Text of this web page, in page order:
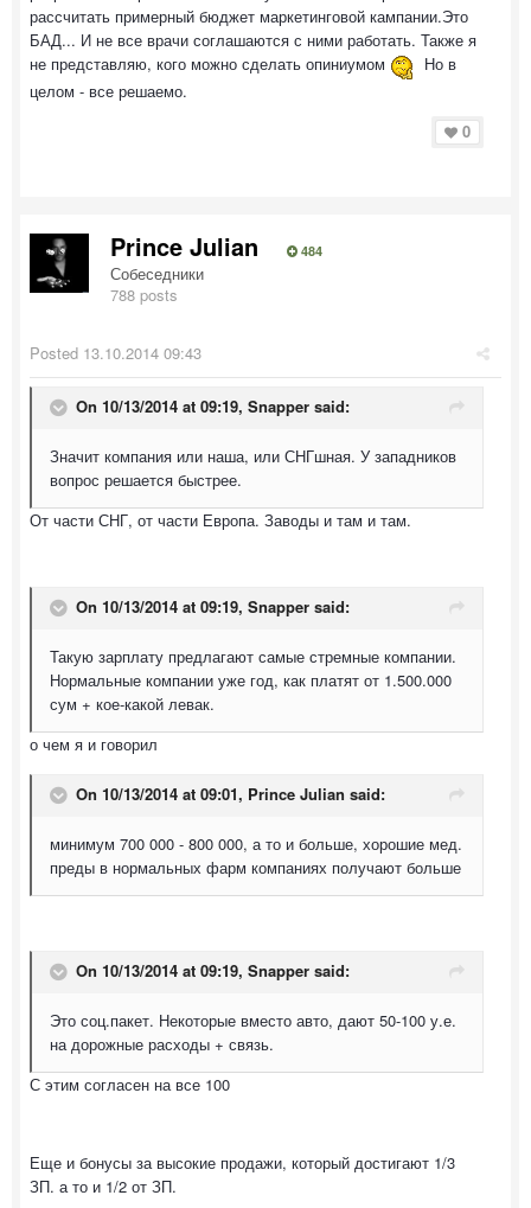
рассчитать примерный бюджет маркетинговой кампании.Это
БАД... И не все врачи соглашаются с ними работать. Также я
не представляю, кого можно сделать опиниумом
Но в
целом - все решаемо.
0
Prince Julian 484
Собеседники
788 posts
Posted 13.10.2014 09:43
On 10/13/2014 at 09:19, Snapper said:
Значит компания или наша, или СНГшная. У западников
вопрос решается быстрее.
От части СНГ, от части Европа. Заводы и там и там.
On 10/13/2014 at 09:19, Snapper said:
Такую зарплату предлагают самые стремные компании.
Нормальные компании уже год, как платят от 1.500.000
сум + кое-какой левак.
о чем я и говорил
On 10/13/2014 at 09:01, Prince Julian said:
минимум 700 000 - 800 000, а то и больше, хорошие мед.
преды в нормальных фарм компаниях получают больше
On 10/13/2014 at 09:19, Snapper said:
Это соц.пакет. Некоторые вместо авто, дают 50-100 у.е.
на дорожные расходы + связь.
С этим согласен на все 100
Еще и бонусы за высокие продажи, который достигают 1/3
ЗП. а то и 1/2 от ЗП.